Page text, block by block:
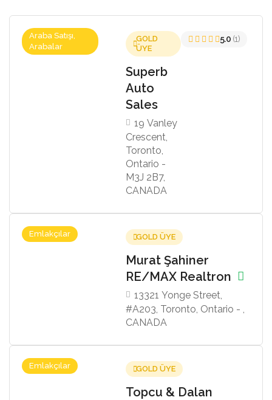
Araba Satışı,
Arabalar
GOLD
ÜYE
Superb
Auto
Sales
19 Vanley
Crescent,
Toronto,
Ontario -
M3J 2B7,
CANADA
5.0 (1)
Emlakçılar GOLD ÜYE
Murat Şahiner
RE/MAX Realtron
13321 Yonge Street,
#A203, Toronto, Ontario - ,
CANADA
Emlakçılar GOLD ÜYE
Topcu & Dalan